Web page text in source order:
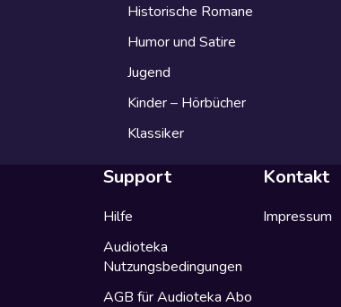
Historische Romane
Humor und Satire
Jugend
Kinder – Hörbücher
Klassiker
Support
Hilfe
Audioteka
Nutzungsbedingungen
AGB für Audioteka Abo
Kontakt
Impressum